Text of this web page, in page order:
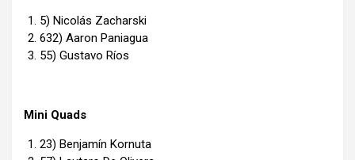
5) Nicolás Zacharski
632) Aaron Paniagua
55) Gustavo Ríos
Mini Quads
23) Benjamín Kornuta